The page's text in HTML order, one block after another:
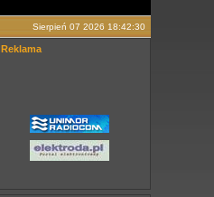
Sierpień 07 2026 18:42:30
Reklama